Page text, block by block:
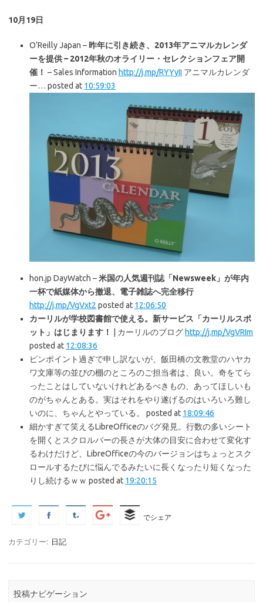
10月19日
O’Reilly Japan – 昨年に引き続き、2013年アニマルカレンダ
ーを提供 – 2012年秋のオライリー・セレクションフェア開
催！ – Sales Information http://j.mp/RYYyII アニマルカレンダ
ー… posted at 10:59:03
hon.jp DayWatch –米国の人気週刊誌「Newsweek」が年内
一杯で紙媒体から撤退、電子雑誌へ完全移行
http://j.mp/VgVxt2 posted at 12:06:50
カーリルが学校図書館で使える。新サービス「カーリルスポ
ット」はじまります！
| カーリルのブログ http://j.mp/VgVRIm
posted at 12:08:36
ピンポイント過ぎで申し訳ないが、飯田橋の文教堂のハヤカ
ワ文庫等の並びの棚のところのご担当者は、良い。奇をてら
ったことはしていないけれどあるべきもの、あってほしいも
のがちゃんとある。実はそれをやり遂げるのはいろいろ難し
いのに、ちゃんとやっている。 posted at 18:09:46
細かすぎて笑えるLibreOfficeのバグ発見。行数の多いシート
を開くとスクロルバーの長さが大体の目安に合わせて変化す
るわけだけど、LibreOfficeの今のバージョンはちょっとスク
ロールするたびに悩んでるみたいに長くなったり短くなった
りし続けるｗｗ posted at 19:20:15
でシェア
カテゴリー: 日記
投稿ナビゲーション